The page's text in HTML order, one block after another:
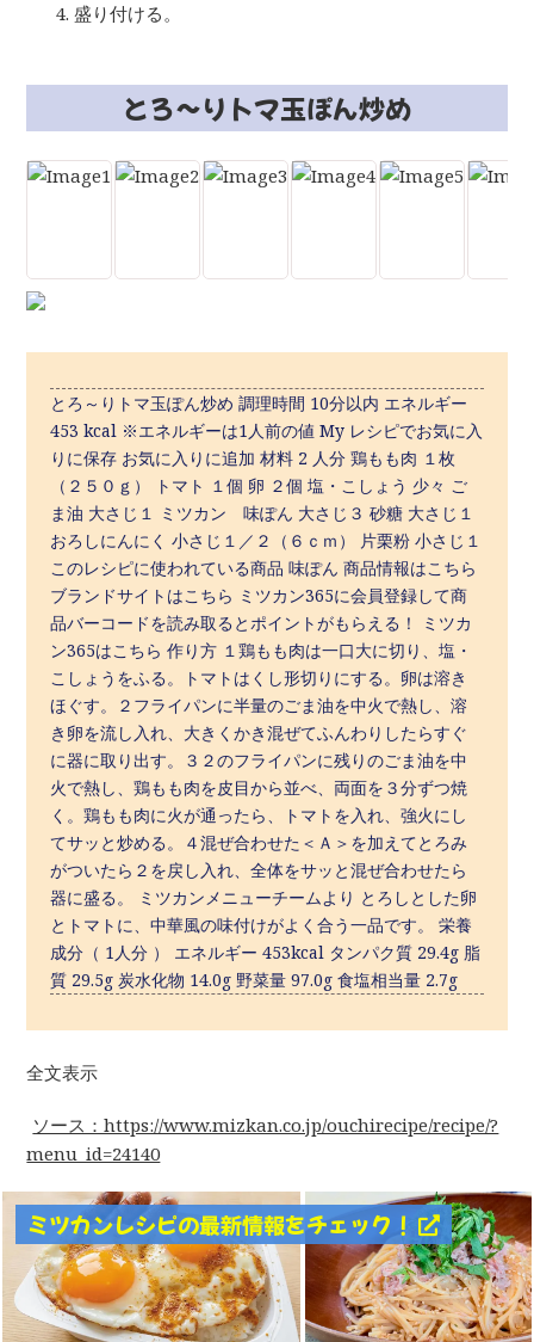
盛り付ける。
とろ～りトマ玉ぽん炒め
とろ～りトマ玉ぽん炒め 調理時間 10分以内 エネルギー
453 kcal ※エネルギーは1人前の値 My レシピでお気に入
りに保存 お気に入りに追加 材料 2 人分 鶏もも肉 １枚
（２５０ｇ） トマト １個 卵 ２個 塩・こしょう 少々 ご
ま油 大さじ１ ミツカン 味ぽん 大さじ３ 砂糖 大さじ１
おろしにんにく 小さじ１／２（６ｃｍ） 片栗粉 小さじ１
このレシピに使われている商品 味ぽん 商品情報はこちら
ブランドサイトはこちら ミツカン365に会員登録して商
品バーコードを読み取るとポイントがもらえる！ ミツカ
ン365はこちら 作り方 １鶏もも肉は一口大に切り、塩・
こしょうをふる。トマトはくし形切りにする。卵は溶き
ほぐす。２フライパンに半量のごま油を中火で熱し、溶
き卵を流し入れ、大きくかき混ぜてふんわりしたらすぐ
に器に取り出す。３２のフライパンに残りのごま油を中
火で熱し、鶏もも肉を皮目から並べ、両面を３分ずつ焼
く。鶏もも肉に火が通ったら、トマトを入れ、強火にし
てサッと炒める。４混ぜ合わせた＜Ａ＞を加えてとろみ
がついたら２を戻し入れ、全体をサッと混ぜ合わせたら
器に盛る。 ミツカンメニューチームより とろしとした卵
とトマトに、中華風の味付けがよく合う一品です。 栄養
成分（ 1人分 ） エネルギー 453kcal タンパク質 29.4g 脂
質 29.5g 炭水化物 14.0g 野菜量 97.0g 食塩相当量 2.7g
全文表示
ソース：https://www.mizkan.co.jp/ouchirecipe/recipe/?
menu_id=24140
ミツカンレシピの最新情報をチェック！